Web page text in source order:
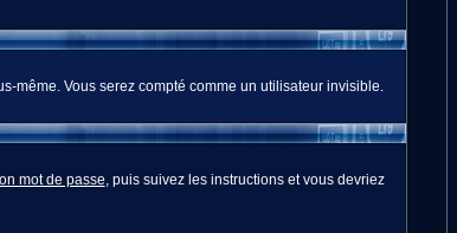
même. Vous serez compté comme un utilisateur invisible.
mot de passe, puis suivez les instructions et vous devriez